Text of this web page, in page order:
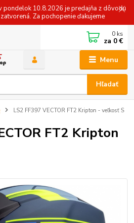
pondelok 10.8.2026 je predajňa z dôvodu
Za pochopenie ďakujeme
Menu
Hľadať
0 ks
za 0 €
LS2 FF397 VECTOR FT2 Kripton - veľkosť S
FT2 Kripton